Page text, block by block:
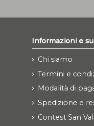
Informazioni e
Chi siamo
Termini e
Modalità di
Spedizione e
Contest San